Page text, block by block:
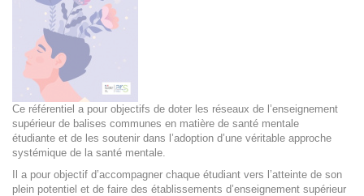
Ce référentiel a pour objectifs de doter les réseaux de l’enseignement
supérieur de balises communes en matière de santé mentale
étudiante et de les soutenir dans l’adoption d’une véritable approche
systémique de la santé mentale.
Il a pour objectif d’accompagner chaque étudiant vers l’atteinte de son
plein potentiel et de faire des établissements d’enseignement supérieur